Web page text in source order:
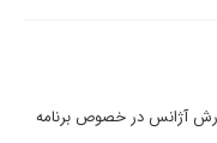
آژانس در خصوص برنامه